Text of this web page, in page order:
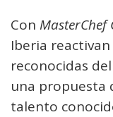
Con MasterChef
Iberia
reconocidas
una propuesta
talento